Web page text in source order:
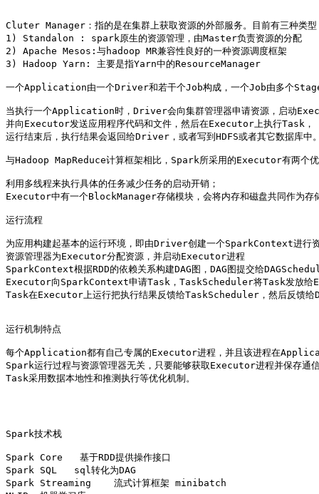
Cluter Manager：指的是在集群上获取资源的外部服务。目前有三种类
1) Standalon : spark原生的资源管理，由Master负责资源的分配
2) Apache Mesos:与hadoop MR兼容性良好的一种资源调度框架
3) Hadoop Yarn: 主要是指Yarn中的ResourceManager
一个Application由一个Driver和若干个Job构成，一个Job由多个
当执行一个Application时，Driver会向集群管理器申请资源，启动
并向Executor发送应用程序代码和文件，然后在Executor上执行Task，
运行结束后，执行结果会返回给Driver，或者写到HDFS或者其它数据库中
与Hadoop MapReduce计算框架相比，Spark所采用的Executor有两个
利用多线程来执行具体的任务减少任务的启动开销；
Executor中有一个BlockManager存储模块，会将内存和磁盘共同作为存
运行流程
为应用构建起基本的运行环境，即由Driver创建一个SparkContext进行
资源管理器为Executor分配资源，并启动Executor进程
SparkContext根据RDD的依赖关系构建DAG图，DAG图提交给
Executor向SparkContext申请Task，TaskScheduler将Task发放给
Task在Executor上运行把执行结果反馈给TaskScheduler，然后反馈给
运行机制特点
每个Application都有自己专属的Executor进程，并且该进程在
Spark运行过程与资源管理器无关，只要能够获取Executor进程并保存通
Task采用数据本地性和推测执行等优化机制。
Spark技术栈
Spark Core   基于RDD提供操作接口
Spark SQL   sql转化为DAG
Spark Streaming    流式计算框架 minibatch